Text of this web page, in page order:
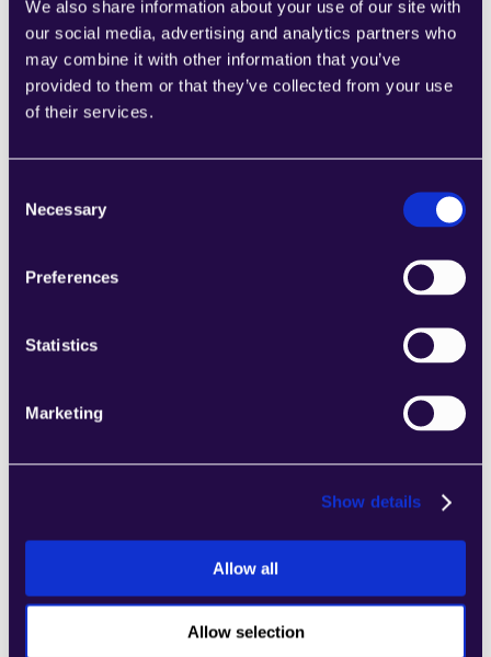
We also share information about your use of our site with
our social media, advertising and analytics partners who
may combine it with other information that you’ve
provided to them or that they’ve collected from your use
of their services.
Selection
Necessary
Preferences
Statistics
Marketing
Show details
Allow all
Allow selection
1CRM
Anforderungen Ihres wachsenden
Learn more
von Kategorien, um Seiten einfach
Anforderungen Ihres wachsenden
Learn more